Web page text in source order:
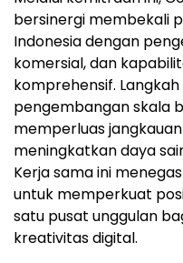
bersinergi membekali
Indonesia dengan
komersial, dan
komprehensif.
pengembangan skala
memperluas
meningkatkan daya
Kerja sama ini
untuk memperkuat
satu pusat unggulan
kreativitas digital.